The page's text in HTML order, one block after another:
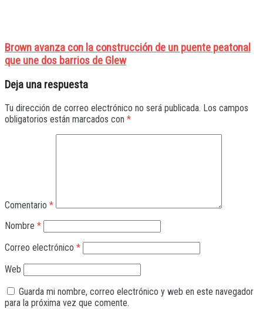
Brown avanza con la construcción de un puente peatonal
que une dos barrios de Glew
Deja una respuesta
Tu dirección de correo electrónico no será publicada. Los campos
obligatorios están marcados con *
Comentario *
Nombre *
Correo electrónico *
Web
Guarda mi nombre, correo electrónico y web en este navegador
para la próxima vez que comente.